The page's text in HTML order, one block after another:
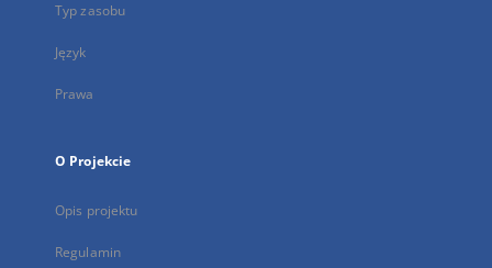
Typ zasobu
Język
Prawa
O Projekcie
Opis projektu
Regulamin